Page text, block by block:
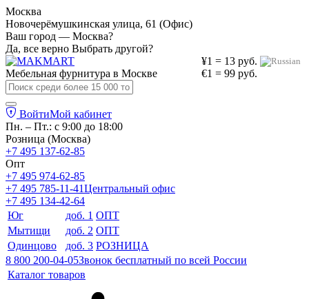
Москва
Новочерёмушкинская улица, 61 (Офис)
Ваш город — Москва?
Да, все верно Выбрать другой?
¥1 = 13 руб.
€1 = 99 руб.
Мебельная фурнитура в Москве
ВойтиМой кабинет
Пн. – Пт.: с 9:00 до 18:00
Розница (Москва)
+7 495 137-62-85
Опт
+7 495 974-62-85
+7 495 785-11-41Центральный офис
+7 495 134-42-64
Юг
доб. 1 ОПТ
Мытищи
доб. 2 ОПТ
Одинцово
доб. 3 РОЗНИЦА
8 800 200-04-05Звонок бесплатный по всей России
Каталог товаров